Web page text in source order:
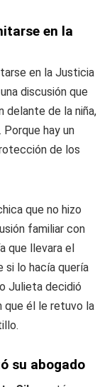
en la
en la Justicia
discusión que
delante de la niña,
hay un
de los
que no hizo
familiar con
que llevara el
si lo hacía quería
Julieta decidió
que él le retuvo la
su abogado